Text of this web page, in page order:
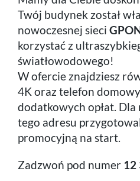
Twój budynek został
nowoczesnej sieci
korzystać z
światłowodowego!
W ofercie znajdziesz
4K oraz telefon
dodatkowych opłat.
tego adresu
promocyjną na start.
Zadzwoń pod numer 12